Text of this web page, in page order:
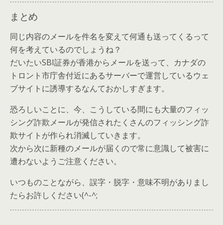
まとめ
同じ内容のメールを件名を変えて何通も送ってくるって
何を考えているのでしょうね？
だいたいSBI証券が香港からメールを送って、カナダの
トロント市庁舎付近にあるサーバーで運営しているウェ
ブサイトに誘導するなんておかしすぎます。
恐ろしいことに、今、こうしている間にも大量のフィッ
シング詐欺メールが発信されたくさんのフィッシング詐
欺サイトが作られ消滅していきます。
次から次に新種のメールが届くので常に意識して被害に
遭わないようご注意ください。
いつものことながら、誤字・脱字・意味不明がありまし
たらお許しください(^-^;